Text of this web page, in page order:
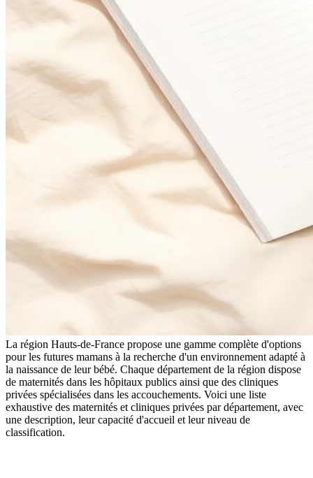
La région Hauts-de-France propose une gamme complète d'options
pour les futures mamans à la recherche d'un environnement adapté à
la naissance de leur bébé. Chaque département de la région dispose
de maternités dans les hôpitaux publics ainsi que des cliniques
privées spécialisées dans les accouchements. Voici une liste
exhaustive des maternités et cliniques privées par département, avec
une description, leur capacité d'accueil et leur niveau de
classification.